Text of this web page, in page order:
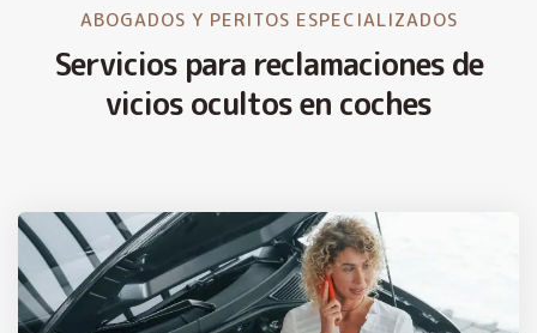
ABOGADOS Y PERITOS ESPECIALIZADOS
Servicios para reclamaciones de
vicios ocultos en coches